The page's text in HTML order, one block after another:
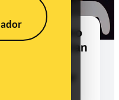
eclipse": cómo
mezclan
eclipse solar